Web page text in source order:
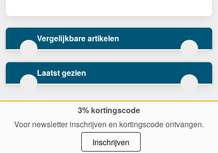
Vergelijkbare artikelen
Laatst gezien
3% kortingscode
Voor newsletter inschrijven en kortingscode ontvangen.
Inschrijven